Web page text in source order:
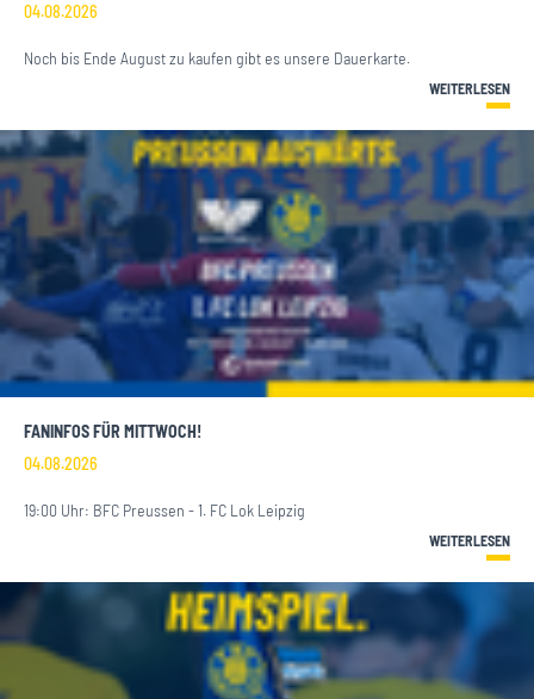
04.08.2026
Noch bis Ende August zu kaufen gibt es unsere Dauerkarte.
WEITERLESEN
FANINFOS FÜR MITTWOCH!
04.08.2026
19:00 Uhr: BFC Preussen - 1. FC Lok Leipzig
WEITERLESEN